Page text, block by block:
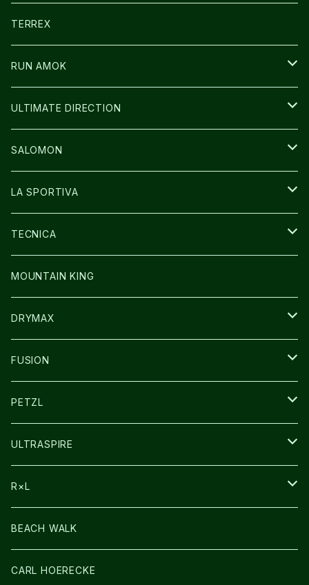
CARL HOERECKE
ICE TRUST
その他GOODS
WEAR
CAP/HAT
BAG
SHOES
WEAR
BAG
GLOVE
TERREX
RUN AMOK
WEAR
CAP/HAT
ULTIMATE DIRECTION
BAG
GLOVE
SOCKS
その他GOODS
SALOMON
SHOES
BAG
WEAR
GLOVE
LA SPORTIVA
SHOES
WEAR
CAP/HAT
TECNICA
SHOES
MOUNTAIN KING
DRYMAX
SOCKS
FUSION
その他GOODS
PETZL
HEADLAMP
ULTRASPIRE
BAG
LIGHT
R×L
SOCKS・LEGWARMER
アームカバー
BEACH WALK
CARL HOERECKE